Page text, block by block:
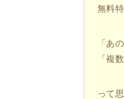
無料
「あ
「複
って